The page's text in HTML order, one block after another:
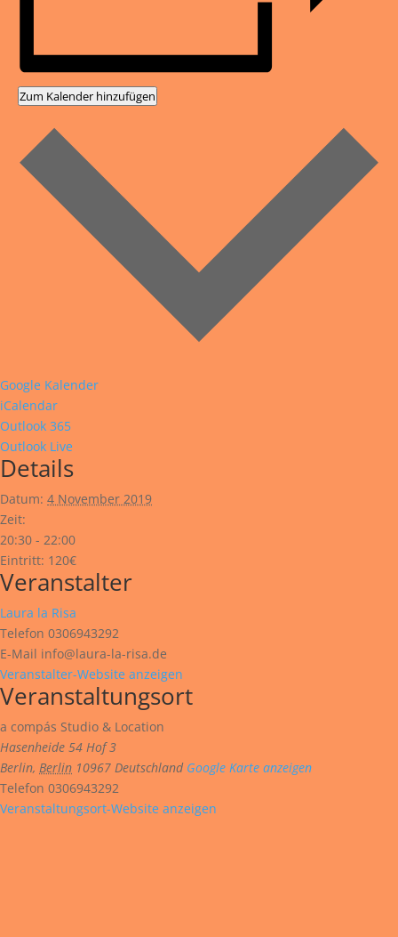
Zum Kalender hinzufügen
Google Kalender
iCalendar
Outlook 365
Outlook Live
Details
Datum: 4 November 2019
Zeit:
20:30 - 22:00
Eintritt: 120€
Veranstalter
Laura la Risa
Telefon 0306943292
E-Mail info@laura-la-risa.de
Veranstalter-Website anzeigen
Veranstaltungsort
a compás Studio & Location
Hasenheide 54 Hof 3
Berlin, Berlin 10967 Deutschland Google Karte anzeigen
Telefon 0306943292
Veranstaltungsort-Website anzeigen